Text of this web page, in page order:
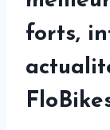
forts,